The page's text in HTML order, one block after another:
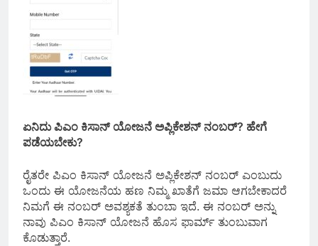
ಏನಿದು ಪಿಎಂ ಕಿಸಾನ್ ಯೋಜನೆ ಅಪ್ಲಿಕೇಶನ್ ನಂಬರ್? ಹೇಗೆ
ಪಡೆಯಬೇಕು?
ರೈತರೇ ಪಿಎಂ ಕಿಸಾನ್ ಯೋಜನೆ ಅಪ್ಲಿಕೇಶನ್ ನಂಬರ್ ಎಂಬುದು
ಒಂದು ಈ ಯೋಜನೆಯ ಹಣ ನಿಮ್ಮ ಖಾತೆಗೆ ಜಮಾ ಆಗಬೇಕಾದರೆ
ನಿಮಗೆ ಈ ನಂಬರ್ ಅವಶ್ಯಕತೆ ತುಂಬಾ ಇದೆ. ಈ ನಂಬರ್ ಅನ್ನು
ನಾವು ಪಿಎಂ ಕಿಸಾನ್ ಯೋಜನೆ ಹೊಸ ಫಾರ್ಮ್ ತುಂಬುವಾಗ
ಕೊಡುತ್ತಾರೆ.